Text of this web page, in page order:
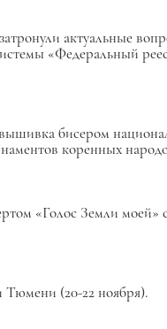
актуальные
«Федеральный
бисером
коренных
«Голос Земли моей»
Тюмени (20-22 ноября).